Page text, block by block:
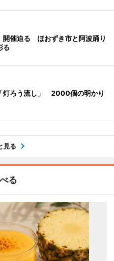
開催迫る ほおずき市と阿波踊り
る
灯ろう流し」 2000個の明かり
見る
る